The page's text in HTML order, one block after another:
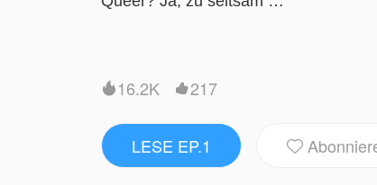
An diesem Date mit dem
Wölfe
Ich springe auf und sehe, dass
ich völlig nackt und ohne Kleidung
Verdammt, aber was zum Teufel ist
 16.2K 217
LESE EP.1 